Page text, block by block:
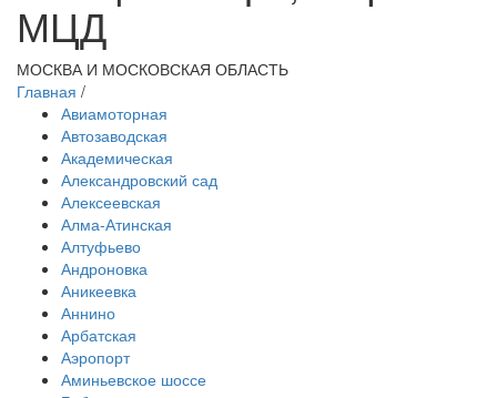
МЦД
МОСКВА И МОСКОВСКАЯ ОБЛАСТЬ
Главная /
Авиамоторная
Автозаводская
Академическая
Александровский сад
Алексеевская
Алма-Атинская
Алтуфьево
Андроновка
Аникеевка
Аннино
Арбатская
Аэропорт
Аминьевское шоссе